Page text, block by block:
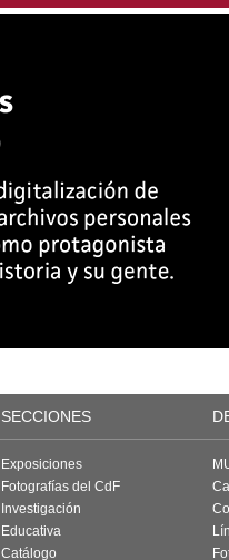
SECCIONES
Exposiciones
Fotografías del CdF
Investigación
Educativa
Catálogo